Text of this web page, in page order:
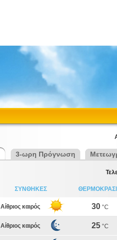
3-ωρη Πρόγνωση
ΣΥΝΘΗΚΕΣ
Αίθριος καιρός 30 °C
Αίθριος καιρός 25 °C